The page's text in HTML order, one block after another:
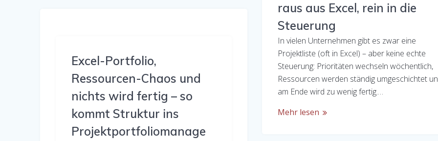
raus aus Excel, rein in die
Steuerung
In vielen Unternehmen gibt es zwar eine
Projektliste (oft in Excel) – aber keine echte
Steuerung: Prioritäten wechseln wöchentlich,
Ressourcen werden ständig umgeschichtet
am Ende wird zu wenig fertig.…
Mehr lesen
Excel-Portfolio,
Ressourcen-Chaos und
nichts wird fertig – so
kommt Struktur ins
Projektportfoliomanage